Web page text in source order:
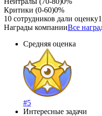
Критики (0-60)0%
10 сотрудников дали оценку
Награды компанииВсе
Средняя оценка
#5
Интересные задачи